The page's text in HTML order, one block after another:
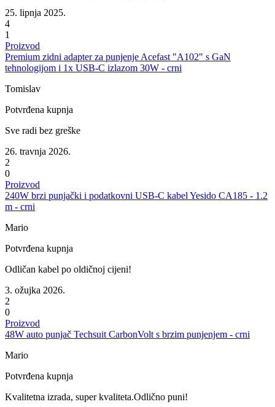
25. lipnja 2025.
4
1
Proizvod
Premium zidni adapter za punjenje Acefast "A102" s GaN
tehnologijom i 1x USB-C izlazom 30W - crni
Tomislav
Potvrđena kupnja
Sve radi bez greške
26. travnja 2026.
2
0
Proizvod
240W brzi punjački i podatkovni USB-C kabel Yesido CA185 - 1.2
m - crni
Mario
Potvrđena kupnja
Odličan kabel po oldičnoj cijeni!
3. ožujka 2026.
2
0
Proizvod
48W auto punjač Techsuit CarbonVolt s brzim punjenjem - crni
Mario
Potvrđena kupnja
Kvalitetna izrada, super kvaliteta.Odlično puni!